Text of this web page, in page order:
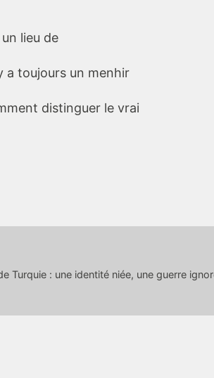
lieu de
a toujours un menhir
distinguer le vrai
Turquie : une identité niée, une guerre